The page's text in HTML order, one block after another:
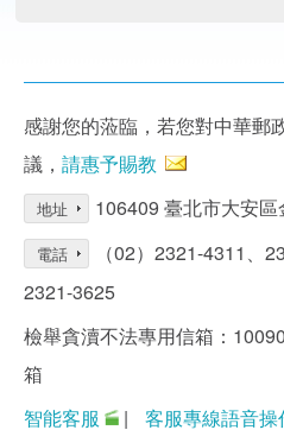
感謝您的蒞臨，若您對中華郵
議， 請惠予賜教
地址 106409 臺北市大安
電話
（02）2321-4311、
2321-3625
檢舉貪瀆不法專用信箱：
箱
智能客服
| 客服專線語音操